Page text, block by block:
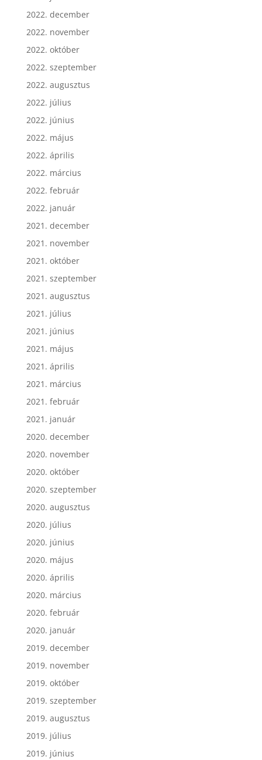
2022. december
2022. november
2022. október
2022. szeptember
2022. augusztus
2022. július
2022. június
2022. május
2022. április
2022. március
2022. február
2022. január
2021. december
2021. november
2021. október
2021. szeptember
2021. augusztus
2021. július
2021. június
2021. május
2021. április
2021. március
2021. február
2021. január
2020. december
2020. november
2020. október
2020. szeptember
2020. augusztus
2020. július
2020. június
2020. május
2020. április
2020. március
2020. február
2020. január
2019. december
2019. november
2019. október
2019. szeptember
2019. augusztus
2019. július
2019. június